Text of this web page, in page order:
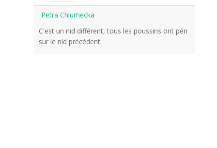
Petra Chlumecka
C'est un nid différent, tous les poussins ont péri
sur le nid précédent.